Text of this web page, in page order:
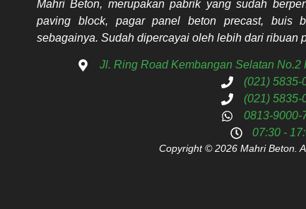
Mahri Beton, merupakan pabrik yang sudah
paving block, pagar panel beton precast, buis
sebagainya. Sudah dipercayai oleh lebih dari ribuan
Jl. Ring Road Kembangan Selatan No.2
(021) 5835-
(021) 5835-
0813-9000-
07:30 -
Copyright © 2026 Mahri Beton.